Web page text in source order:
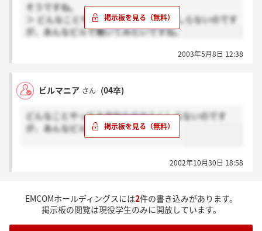
そうですね。
＞ どんなことやってる会社なのかよくしらないのです
が、あんなビルで働いてみたいですね。
2003年5月8日 12:38
ビルマニア さん (04卒)
どんなことやってる会社なのかよくしらないのです
が、あんなビルで働いてみたいですね。
2002年10月30日 18:58
EMCOMホールディングスには2件の書き込みがあります。
掲示板の閲覧は現役学生のみに開放しています。